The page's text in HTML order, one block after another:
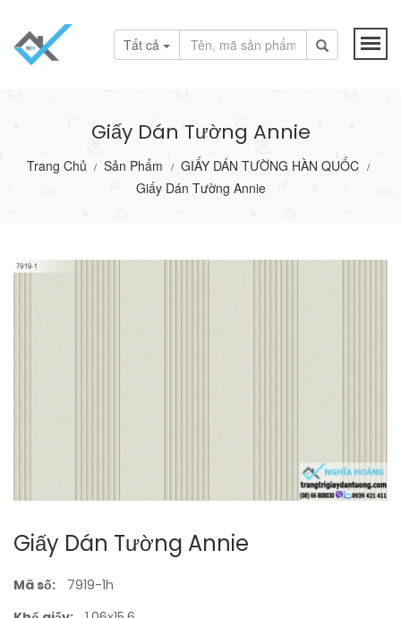
Tất cả
Giấy Dán Tường Annie
Trang Chủ / Sản Phẩm / GIẤY DÁN TƯỜNG HÀN QUỐC /
Giấy Dán Tường Annie
Giấy Dán Tường Annie
Mã số:
7919-1h